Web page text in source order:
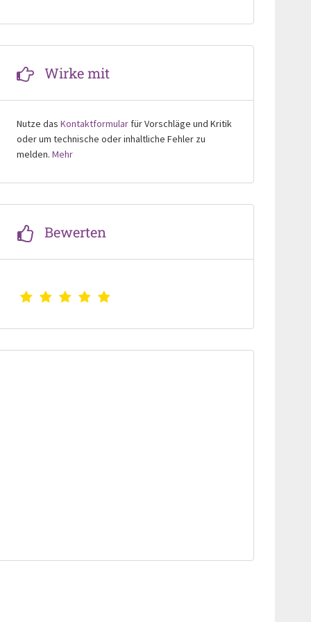
Wirke mit
Nutze das Kontaktformularfür Vorschläge und Kritik
oder um technische oder inhaltliche Fehler zu
melden. Mehr
Bewerten